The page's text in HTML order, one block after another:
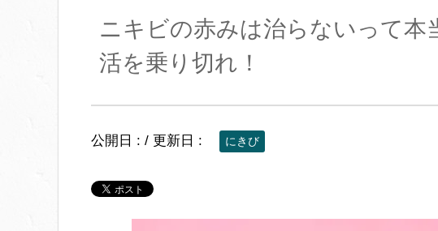
ニキビの赤みは治らないって本
活を乗り切れ！
公開日 : / 更新日 : にきび